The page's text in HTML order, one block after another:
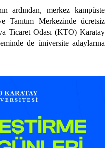
ardından, merkez kampüste
Tanıtım Merkezinde ücretsiz
Ticaret Odası (KTO) Karatay
de üniversite adaylarına